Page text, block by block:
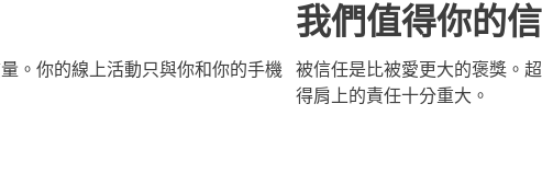
。你的線上活動只與你和你的手機
我們值得你的
被信任是比被愛更大的褒獎。
得肩上的責任十分重大。